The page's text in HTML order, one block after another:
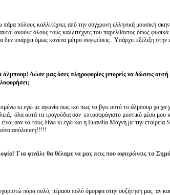
πόλους καλλιτέχνες από την σύγχρονη ελληνική μουσική
ακούνε όλους τους καλλιτέχνες του παρελθόντος όπως
υπάρχει όμως κανένα μέτρο συγκρίσεις . Υπάρχει εξέλιξη στην
άλμπουμ! Δώσε μας όσες πληροφορίες μπορείς να δώσεις
κι εγώ με αγωνία πως και πως να βγει αυτό το άλμπουμ χα
όλα αυτά τα τραγούδια σαν επτασφράγιστο μυστικό μέσα
σαν να τους δίνω κι εγώ και η Ευανθία Μάγνη με την
απόλαυση!!!!!
Για φινάλε θα θέλαμε να μας πεις που αφιερώνεις τα
πάρα πολύ, πέρασα πολύ όμορφα στην συζήτηση μας αν